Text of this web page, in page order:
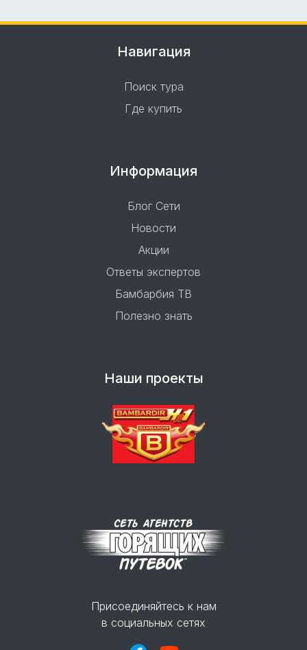
Навигация
Поиск тура
Где купить
Информация
Блог Сети
Новости
Акции
Ответы экспертов
Бамбарбия ТВ
Полезно знать
Наши проекты
Присоединяйтесь к нам
в социальных сетях